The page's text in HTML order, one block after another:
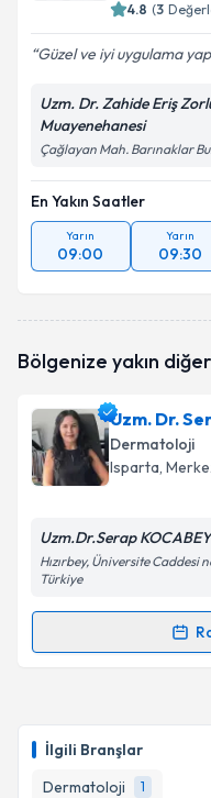
İlgili Branşlar
Dermatoloji
1
4.8 (3
Güzel ve iyi uygulama
Uzm. Dr. Zahide Eriş
Muayenehanesi
Çağlayan Mah. Barınaklar
En Yakın Saatler
Yarın
09:00
Yarın
09:30
Bölgenize yakın
Uzm. Dr.
Dermatoloji
Isparta,
Uzm.Dr.Serap
Hızırbey, Üniversite
Türkiye
Randevu
için bir takvim
bilgilendireceğiz.